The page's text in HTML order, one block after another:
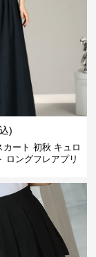
)
カート 初秋 キュロ
ロングフレアプリ